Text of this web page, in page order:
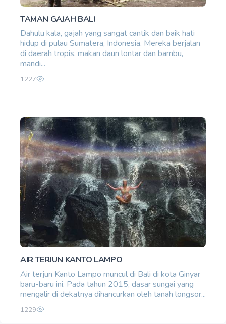
TAMAN GAJAH BALI
Dahulu kala, gajah yang sangat cantik dan baik hati
hidup di pulau Sumatera, Indonesia. Mereka berjalan
di daerah tropis, makan daun lontar dan bambu,
mandi...
1227
AIR TERJUN KANTO LAMPO
Air terjun Kanto Lampo muncul di Bali di kota Ginyar
baru-baru ini. Pada tahun 2015, dasar sungai yang
mengalir di dekatnya dihancurkan oleh tanah longsor...
1229